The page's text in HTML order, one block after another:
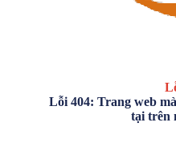
Lỗi 404: Trang web
tại trên